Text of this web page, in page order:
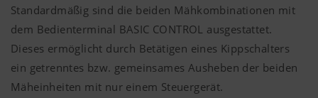
Wir möchten uns ständig hinsichtlich
Nutzerfreundlichkeit und Leistungsfähigkeit
unserer Website verbessern. Daher setzen wir
Analyse-Technologien (auch Cookies) ein,
Standardmäßig sind die beiden Mähkombinationen mit
dem Bedienterminal BASIC CONTROL ausgestattet.
Dieses ermöglicht durch Betätigen eines Kippschalters
ein getrenntes bzw. gemeinsames Ausheben der beiden
Mäheinheiten mit nur einem Steuergerät.